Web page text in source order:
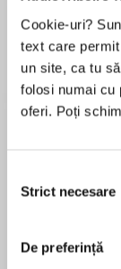
Cookie-uri?
text care
un site, ca tu
folosi numai cu
oferi. Poți
consimțământului
Strict necesare
De preferință
Despre
YALSA
Michael L.
National
Charles
oamenii de
a reflectat
Am
Charles